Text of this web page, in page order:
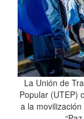
La Unión de
Popular (UTEP)
a la